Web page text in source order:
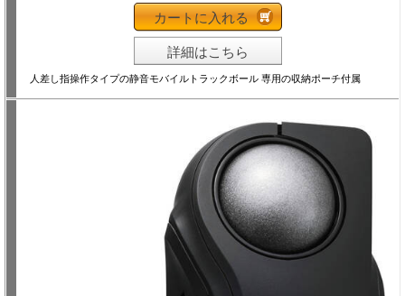
カートに入れる
詳細はこちら
人差し指操作タイプの静音モバイルトラックボール 専用の収納ポーチ付属